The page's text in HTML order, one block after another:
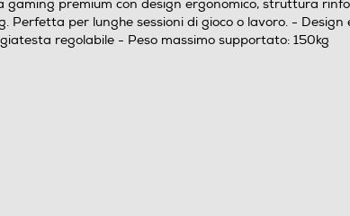
gaming premium con design ergonomico, struttura
Perfetta per lunghe sessioni di gioco o lavoro. -
regolabile - Peso massimo supportato: 150kg